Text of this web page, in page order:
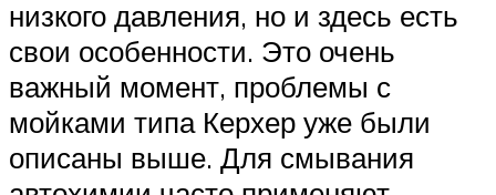
низкого давления, но и здесь есть
свои особенности. Это очень
важный момент, проблемы с
мойками типа Керхер уже были
описаны выше. Для смывания